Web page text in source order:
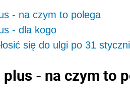
- na czym to polega
- dla kogo
się do ulgi po 31
plus - na czym to